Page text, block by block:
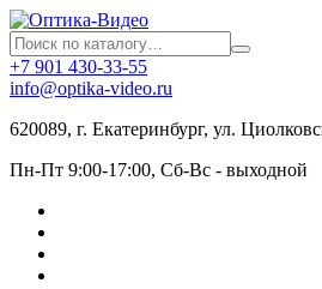
+7 901 430-33-55
info@optika-video.ru
620089, г. Екатеринбург, ул.
Пн-Пт 9:00-17:00, Сб-Вс - выходной